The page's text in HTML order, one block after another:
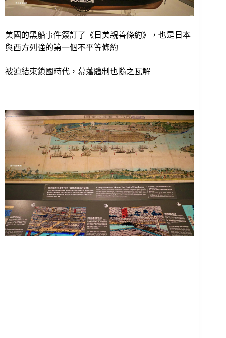
美國的黑船事件簽訂了《日美親善條約》，也是日本
與西方列強的第一個不平等條約
被迫結束鎖國時代，幕藩體制也隨之瓦解